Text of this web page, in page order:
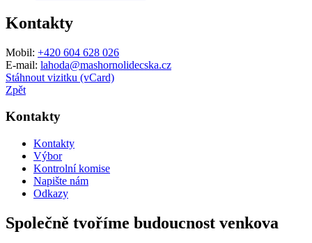
Kontakty
Mobil: +420 604 628 026
E-mail: lahoda@mashornolidecska.cz
Stáhnout vizitku (vCard)
Zpět
Kontakty
Kontakty
Výbor
Kontrolní komise
Napište nám
Odkazy
Společně tvoříme budoucnost venkova